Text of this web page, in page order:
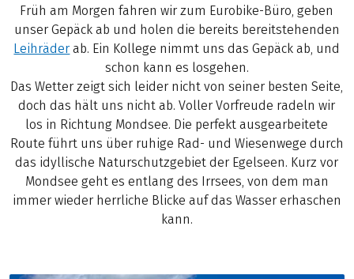
Früh am Morgen fahren wir zum Eurobike-Büro, geben
unser Gepäck ab und holen die bereits bereitstehenden
Leihräder ab. Ein Kollege nimmt uns das Gepäck ab, und
schon kann es losgehen.
Das Wetter zeigt sich leider nicht von seiner besten Seite,
doch das hält uns nicht ab. Voller Vorfreude radeln wir
los in Richtung Mondsee. Die perfekt ausgearbeitete
Route führt uns über ruhige Rad- und Wiesenwege durch
das idyllische Naturschutzgebiet der Egelseen. Kurz vor
Mondsee geht es entlang des Irrsees, von dem man
immer wieder herrliche Blicke auf das Wasser erhaschen
kann.